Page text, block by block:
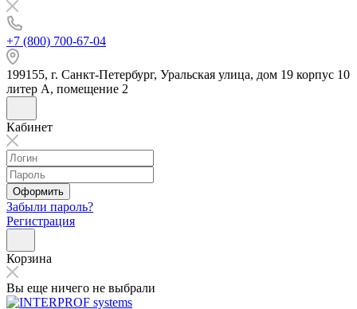
+7 (800) 700-67-04
199155, г. Санкт-Петербург, Уральская улица, дом 19 корпус 10
литер А, помещение 2
Кабинет
Оформить
Забыли пароль?
Регистрация
Корзина
Вы еще ничего не выбрали